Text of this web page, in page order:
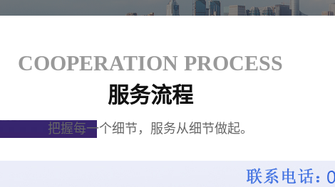
COOPERATION PROCESS
服务流程
把握每一个细节，服务从细节做起。